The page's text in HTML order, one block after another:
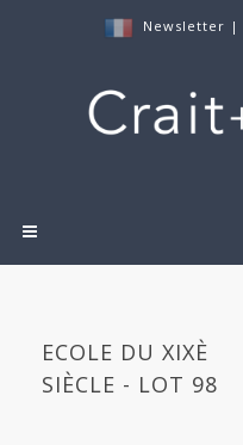
Newsletter |
ECOLE DU XIXÈ
SIÈCLE - LOT 98